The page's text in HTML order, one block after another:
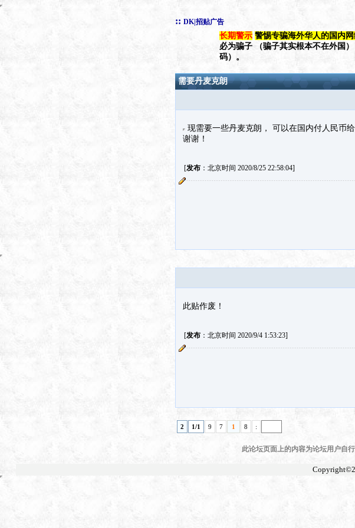
:: DK|招贴广告
长期警示 警惕专骗海外华人的国内
必为骗子 （骗子其实根本不在外国
码）。
需要丹麦克朗
现需要一些丹麦克朗， 可以在国内付人民币
谢谢！
[发布：北京时间 2020/8/25 22:58:04]
此贴作废！
[发布：北京时间 2020/9/4 1:53:23]
2 1/1 9 7 1 8 :
此论坛页面上的内容为论坛用户自